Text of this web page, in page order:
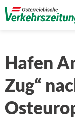
Hafen
Zug“